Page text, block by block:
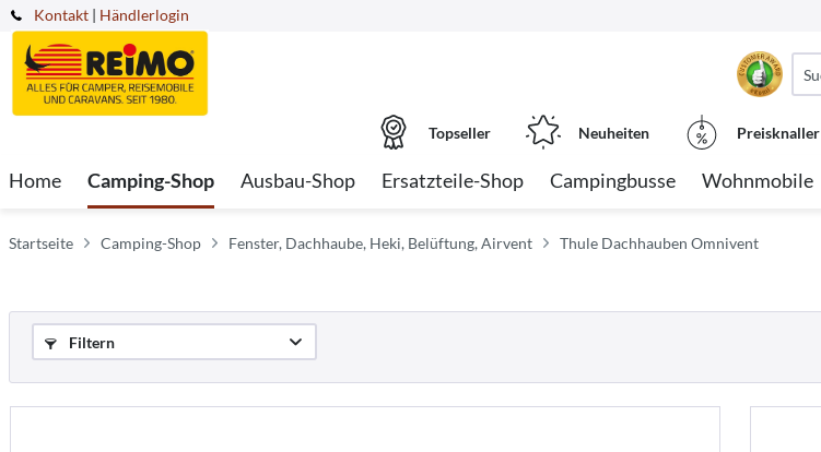
Kontakt | Händlerlogin
Topseller Neuheiten Preisknaller
Home Camping-Shop Ausbau-Shop Ersatzteile-Shop Campingbusse Wohnmobile
Startseite Camping-Shop Fenster, Dachhaube, Heki, Belüftung, Airvent Thule Dachhauben Omnivent
Filtern